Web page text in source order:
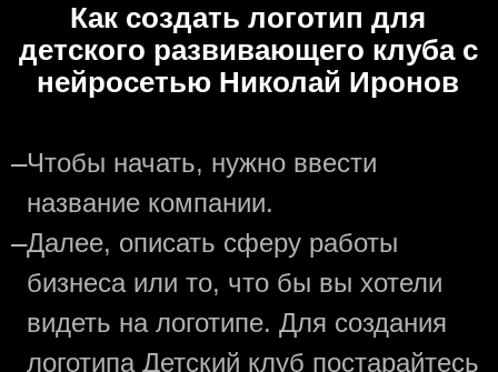
Как создать логотип для
детского развивающего клуба с
нейросетью Николай Иронов
—Чтобы начать, нужно ввести
название компании.
—Далее, описать сферу работы
бизнеса или то, что бы вы хотели
видеть на логотипе. Для создания
логотипа Детский клуб постарайтесь